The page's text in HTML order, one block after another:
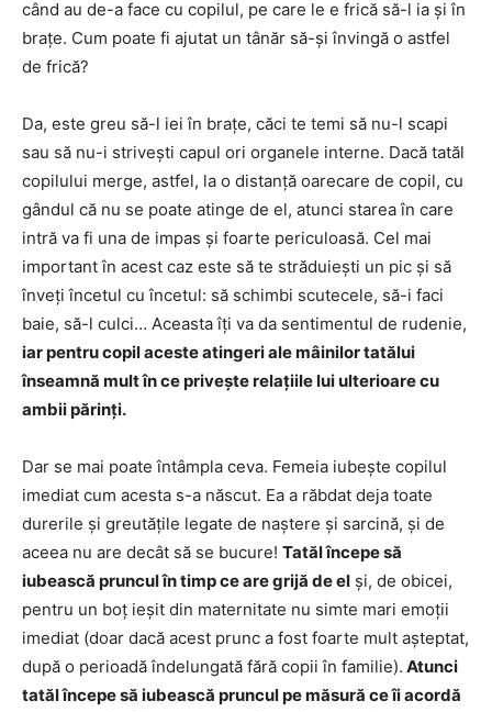
când au de-a face cu copilul, pe care le e frică să-l ia şi în
braţe. Cum poate fi ajutat un tânăr să-şi învingă o astfel
de frică?
Da, este greu să-l iei în braţe, căci te temi să nu-l scapi
sau să nu-i striveşti capul ori organele interne. Dacă tatăl
copilului merge, astfel, la o distanţă oarecare de copil, cu
gândul că nu se poate atinge de el, atunci starea în care
intră va fi una de impas şi foarte periculoasă. Cel mai
important în acest caz este să te străduieşti un pic şi să
înveţi încetul cu încetul: să schimbi scutecele, să-i faci
baie, să-l culci… Aceasta îţi va da sentimentul de rudenie,
iar pentru copil aceste atingeri ale mâinilor tatălui
înseamnă mult în ce priveşte relaţiile lui ulterioare cu
ambii părinţi.
Dar se mai poate întâmpla ceva. Femeia iubeşte copilul
imediat cum acesta s-a născut. Ea a răbdat deja toate
durerile şi greutăţile legate de naştere şi sarcină, şi de
aceea nu are decât să se bucure! Tatăl începe să
iubească pruncul în timp ce are grijă de el şi, de obicei,
pentru un boţ ieşit din maternitate nu simte mari emoţii
imediat (doar dacă acest prunc a fost foarte mult aşteptat,
după o perioadă îndelungată fără copii în familie). Atunci
tatăl începe să iubească pruncul pe măsură ce îi acordă